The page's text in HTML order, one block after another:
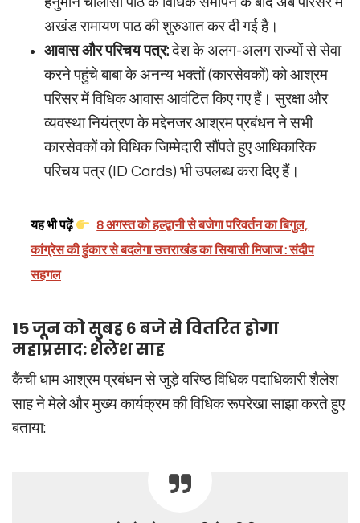
अखंड रामायण पाठ की शुरुआत कर दी गई है।
आवास और परिचय पत्र:देश के अलग-अलग राज्यों से सेवा
करने पहुंचे बाबा के अनन्य भक्तों (कारसेवकों) को आश्रम
परिसर में विधिक आवास आवंटित किए गए हैं। सुरक्षा और
व्यवस्था नियंत्रण के मद्देनजर आश्रम प्रबंधन ने सभी
कारसेवकों को विधिक जिम्मेदारी सौंपते हुए आधिकारिक
परिचय पत्र (ID Cards) भी उपलब्ध करा दिए हैं।
यह भी पढ़ें
8 अगस्त को हल्द्वानी से बजेगा परिवर्तन का बिगुल,
कांग्रेस की हुंकार से बदलेगा उत्तराखंड का सियासी मिजाज : संदीप
सहगल
15 जून को सुबह 6 बजे से वितरित होगा
महाप्रसाद: शैलेश साह
कैंची धाम आश्रम प्रबंधन से जुड़े वरिष्ठ विधिक पदाधिकारी शैलेश
साह ने मेले और मुख्य कार्यक्रम की विधिक रूपरेखा साझा करते हुए
बताया: